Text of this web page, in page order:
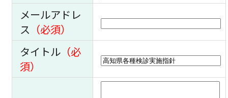
メールアドレ
ス （必須）
タイトル （必
須）